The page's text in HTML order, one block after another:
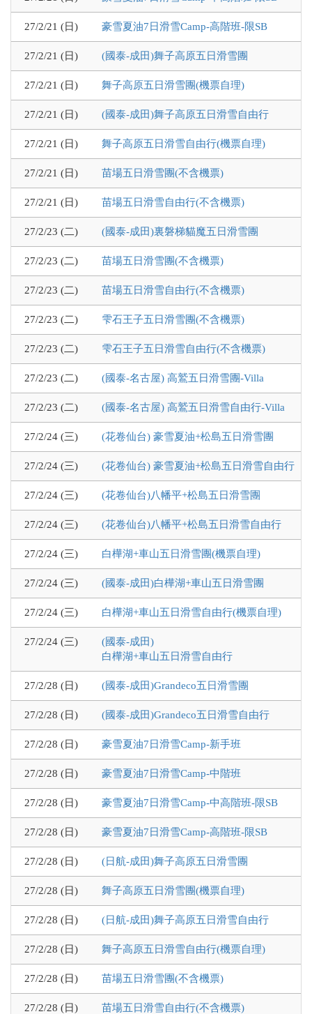
27/2/21 (日) 豪雪夏油7日滑雪Camp-高階班-限SB
27/2/21 (日) (國泰-成田)舞子高原五日滑雪團
27/2/21 (日) 舞子高原五日滑雪團(機票自理)
27/2/21 (日) (國泰-成田)舞子高原五日滑雪自由行
27/2/21 (日) 舞子高原五日滑雪自由行(機票自理)
27/2/21 (日) 苗場五日滑雪團(不含機票)
27/2/21 (日) 苗場五日滑雪自由行(不含機票)
27/2/23 (二) (國泰-成田)裏磐梯貓魔五日滑雪團
27/2/23 (二) 苗場五日滑雪團(不含機票)
27/2/23 (二) 苗場五日滑雪自由行(不含機票)
27/2/23 (二) 雫石王子五日滑雪團(不含機票)
27/2/23 (二) 雫石王子五日滑雪自由行(不含機票)
27/2/23 (二) (國泰-名古屋) 高鷲五日滑雪團-Villa
27/2/23 (二) (國泰-名古屋) 高鷲五日滑雪自由行-Villa
27/2/24 (三) (花卷仙台) 豪雪夏油+松島五日滑雪團
27/2/24 (三) (花卷仙台) 豪雪夏油+松島五日滑雪自由行
27/2/24 (三) (花卷仙台)八幡平+松島五日滑雪團
27/2/24 (三) (花卷仙台)八幡平+松島五日滑雪自由行
27/2/24 (三) 白樺湖+車山五日滑雪團(機票自理)
27/2/24 (三) (國泰-成田)白樺湖+車山五日滑雪團
27/2/24 (三) 白樺湖+車山五日滑雪自由行(機票自理)
27/2/24 (三)
(國泰-成田)
白樺湖+車山五日滑雪自由行
27/2/28 (日) (國泰-成田)Grandeco五日滑雪團
27/2/28 (日) (國泰-成田)Grandeco五日滑雪自由行
27/2/28 (日) 豪雪夏油7日滑雪Camp-新手班
27/2/28 (日) 豪雪夏油7日滑雪Camp-中階班
27/2/28 (日) 豪雪夏油7日滑雪Camp-中高階班-限SB
27/2/28 (日) 豪雪夏油7日滑雪Camp-高階班-限SB
27/2/28 (日) (日航-成田)舞子高原五日滑雪團
27/2/28 (日) 舞子高原五日滑雪團(機票自理)
27/2/28 (日) (日航-成田)舞子高原五日滑雪自由行
27/2/28 (日) 舞子高原五日滑雪自由行(機票自理)
27/2/28 (日) 苗場五日滑雪團(不含機票)
27/2/28 (日) 苗場五日滑雪自由行(不含機票)